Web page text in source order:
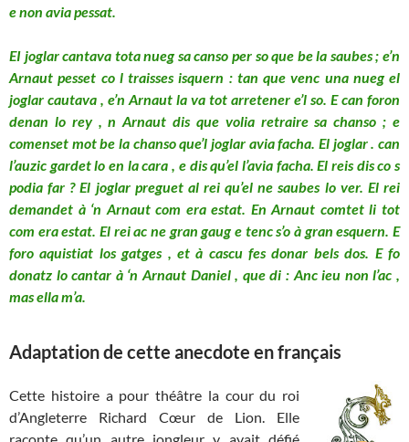
e non avia pessat.
EI joglar cantava tota nueg sa canso per so que be la saubes ; e’n
Arnaut pesset co l traisses isquern : tan que venc una nueg el
joglar cautava , e’n Arnaut la va tot arretener e’l so. E can foron
denan lo rey , n Arnaut dis que volia retraire sa chanso ; e
comenset mot be la chanso que’l joglar avia facha. El joglar . can
l’auzic gardet lo en la cara , e dis qu’el l’avia facha. El reis dis co s
podia far ? El joglar preguet al rei qu’el ne saubes lo ver. El rei
demandet à ‘n Arnaut com era estat. En Arnaut comtet li tot
com era estat. El rei ac ne gran gaug e tenc s’o à gran esquern. E
foro aquistiat los gatges , et à cascu fes donar bels dos. E fo
donatz lo cantar à ‘n Arnaut Daniel , que di : Anc ieu non l’ac ,
mas ella m’a.
Adaptation de cette anecdote en français
Cette histoire a pour théâtre la cour du roi
d’Angleterre Richard Cœur de Lion. Elle